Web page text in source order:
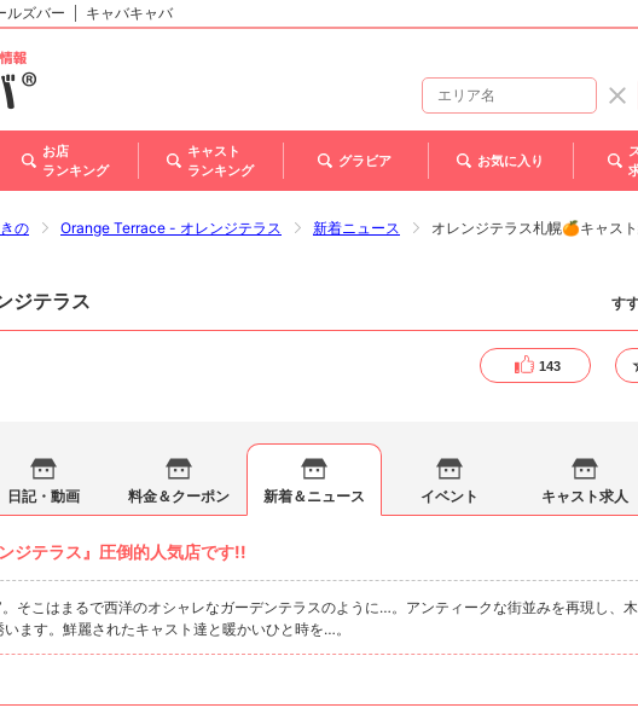
ルズバー キャバキャバ
お店
ランキング
キャスト
ランキング
グラビア お気に入り
の Orange Terrace - オレンジテラス 新着ニュース オレンジテラス札幌🍊キャス
ジテラス す
143
日記・動画 料金＆クーポン 新着＆ニュース イベント キャスト求人
ジテラス』圧倒的人気店です!!
。そこはまるで西洋のオシャレなガーデンテラスのように…。アンティークな街並みを再現し、
ます。鮮麗されたキャスト達と暖かいひと時を…。